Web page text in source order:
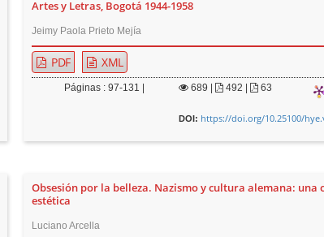
Artes y Letras, Bogotá 1944-1958
Jeimy Paola Prieto Mejía
PDF XML
Páginas : 97-131 | 689 | 492 | 63
DOI: https://doi.org/10.25100/
Obsesión por la belleza. Nazismo y cultura alemana: una
estética
Luciano Arcella